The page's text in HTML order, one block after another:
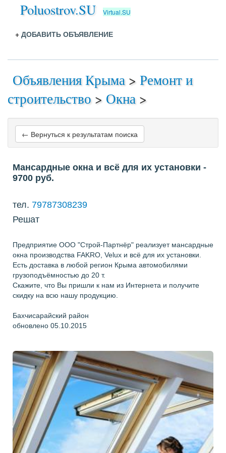
Poluostrov.SU Virtual.SU
+ ДОБАВИТЬ ОБЪЯВЛЕНИЕ
Объявления Крыма > Ремонт и
строительство > Окна >
← Вернуться к результатам поиска
Мансардные окна и всё для их установки -
9700 руб.
тел. 79787308239
Решат
Предприятие ООО "Строй-Партнёр" реализует мансардные
окна производства FAKRO, Velux и всё для их установки.
Есть доставка в любой регион Крыма автомобилями
грузоподъёмностью до 20 т.
Скажите, что Вы пришли к нам из Интернета и получите
скидку на всю нашу продукцию.
Бахчисарайский район
обновлено 05.10.2015